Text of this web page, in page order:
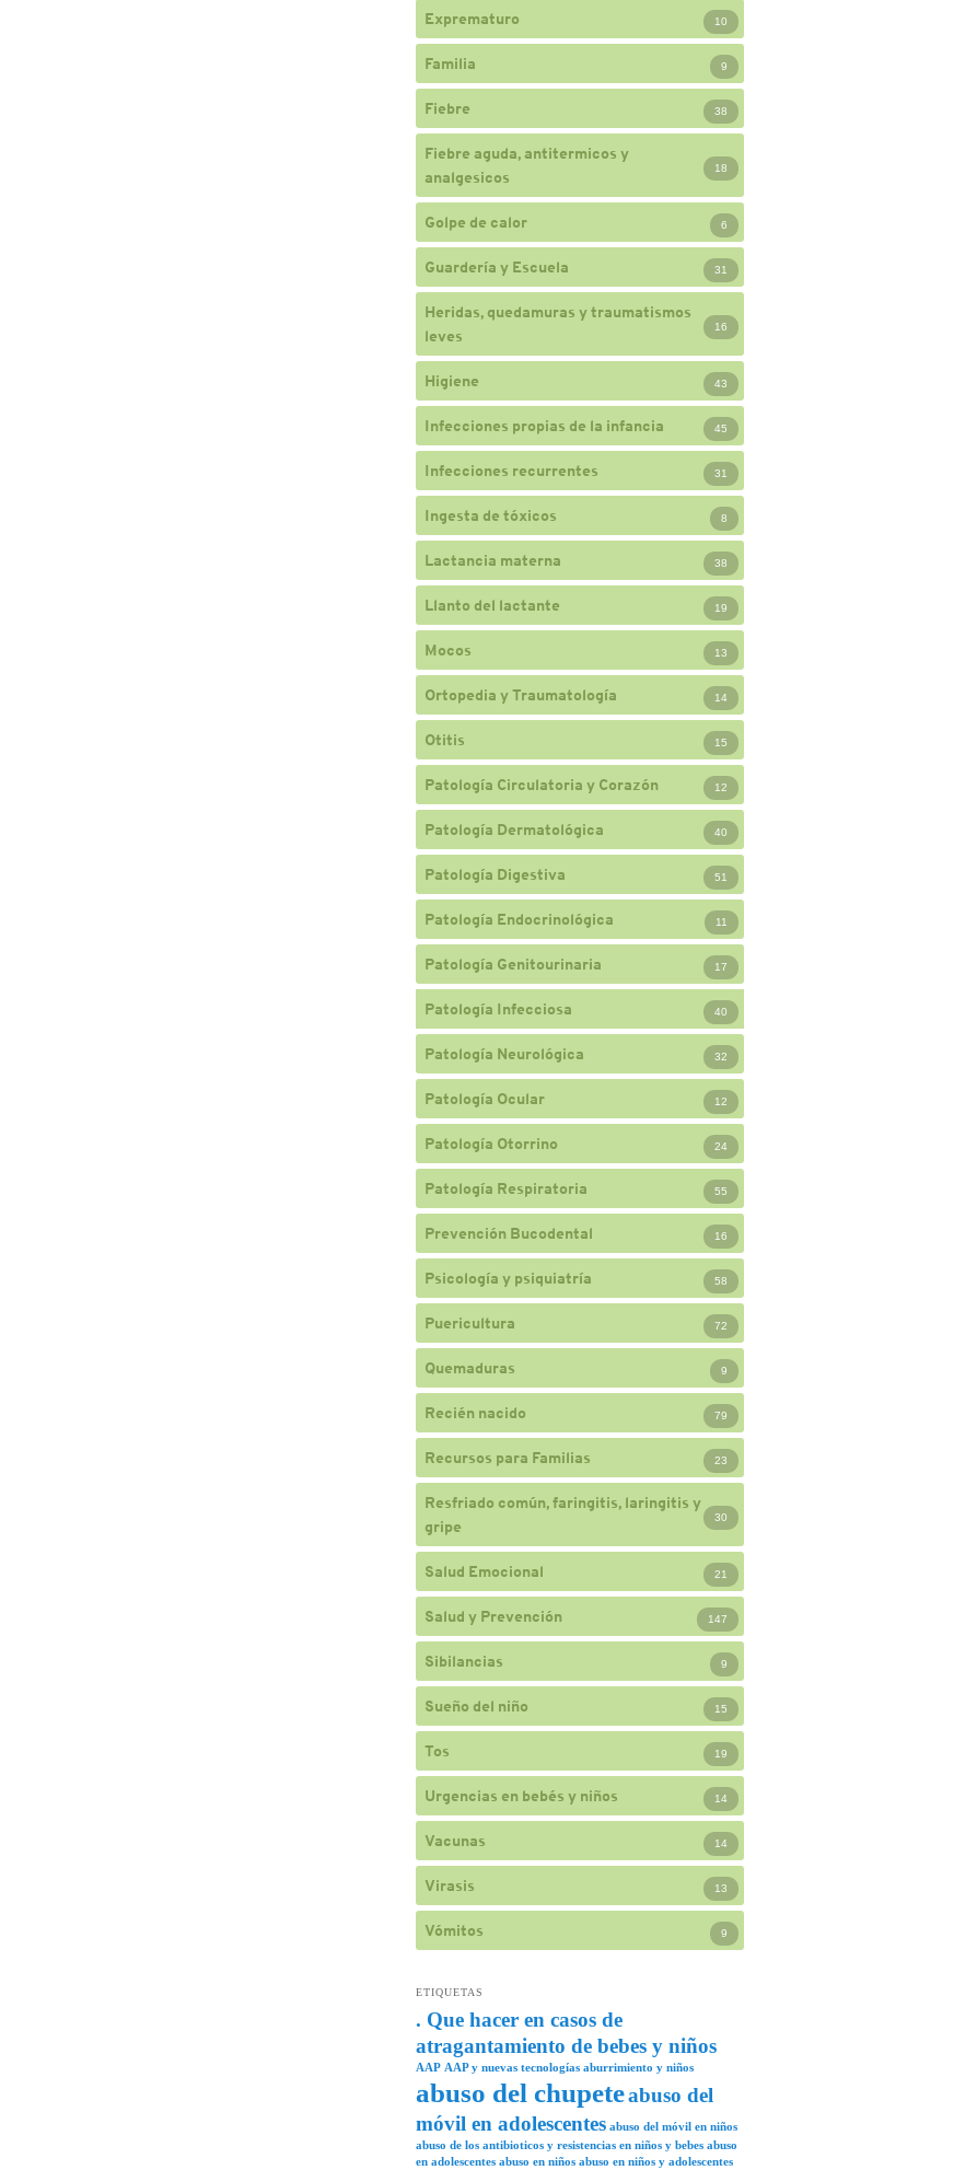
Exprematuro 10
Familia 9
Fiebre 38
Fiebre aguda, antitermicos y
analgesicos
18
Golpe de calor 6
Guardería y Escuela 31
Heridas, quedamuras y traumatismos
leves
16
Higiene 43
Infecciones propias de la infancia 45
Infecciones recurrentes 31
Ingesta de tóxicos 8
Lactancia materna 38
Llanto del lactante 19
Mocos 13
Ortopedia y Traumatología 14
Otitis 15
Patología Circulatoria y Corazón 12
Patología Dermatológica 40
Patología Digestiva 51
Patología Endocrinológica 11
Patología Genitourinaria 17
Patología Infecciosa 40
Patología Neurológica 32
Patología Ocular 12
Patología Otorrino 24
Patología Respiratoria 55
Prevención Bucodental 16
Psicología y psiquiatría 58
Puericultura 72
Quemaduras 9
Recién nacido 79
Recursos para Familias 23
Resfriado común, faringitis, laringitis y
gripe
30
Salud Emocional 21
Salud y Prevención 147
Sibilancias 9
Sueño del niño 15
Tos 19
Urgencias en bebés y niños 14
Vacunas 14
Virasis 13
Vómitos 9
ETIQUETAS
. Que hacer en casos de
atragantamiento de bebes y niños
AAP AAP y nuevas tecnologías aburrimiento y niños
abuso del chupeteabuso del
móvil en adolescentes abuso del móvil en niños
abuso de los antibioticos y resistencias en niños y bebes abuso
en adolescentes abuso en niños abuso en niños y adolescentes